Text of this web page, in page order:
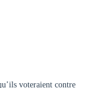
voteraient contre